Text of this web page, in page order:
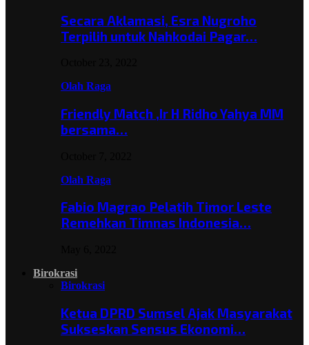
Secara Aklamasi, Esra Nugroho
Terpilih untuk Nahkodai Pagar…
Olah Raga
Friendly Match ,Ir H Ridho Yahya MM
bersama…
Olah Raga
Fabio Magrao Pelatih Timor Leste
Remehkan Timnas Indonesia…
Birokrasi
Birokrasi
Ketua DPRD Sumsel Ajak Masyarakat
Sukseskan Sensus Ekonomi…